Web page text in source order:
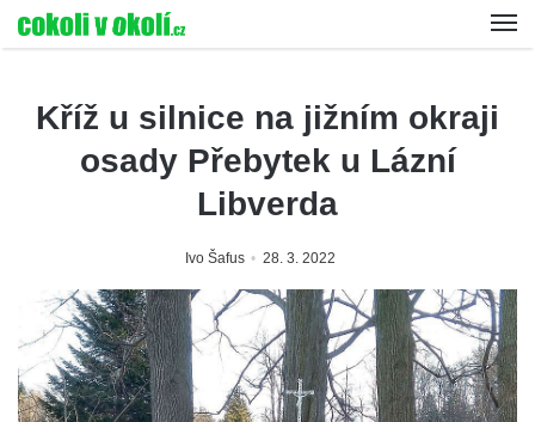
Kříž u silnice na jižním okraji
osady Přebytek u Lázní
Libverda
Ivo Šafus 28. 3. 2022